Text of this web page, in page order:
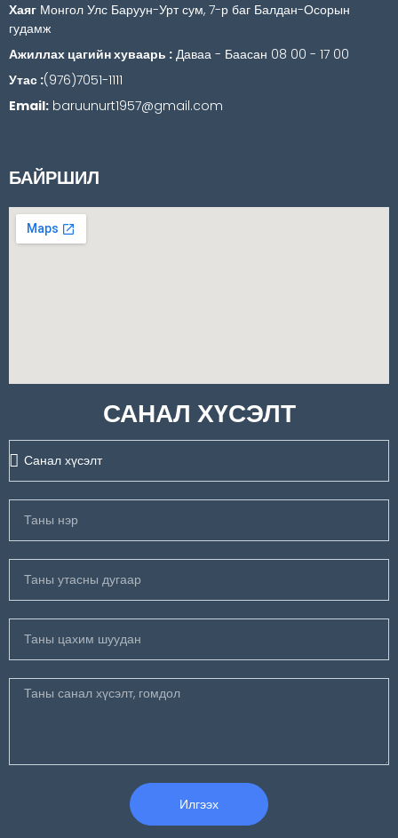
Хаяг Монгол Улс Баруун-Урт сум, 7-р баг Балдан-Осорын
гудамж
Ажиллах цагийн хуваарь : Даваа - Баасан 08 00 - 17 00
Утас :(976)7051-1111
Email: baruunurt1957@gmail.com
БАЙРШИЛ
САНАЛ ХҮСЭЛТ
Илгээх